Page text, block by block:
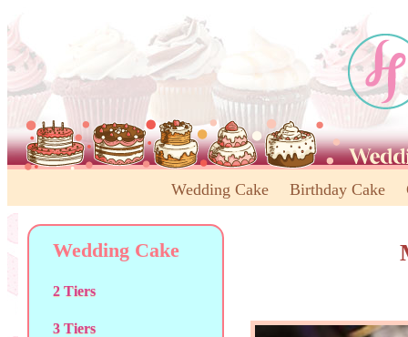
Wedding Cake Birthday Cake
Wedding Cake
2 Tiers
3 Tiers